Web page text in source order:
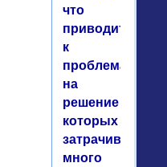
что
приводит
к
проблемам
на
решение
которых
затрачивается
много